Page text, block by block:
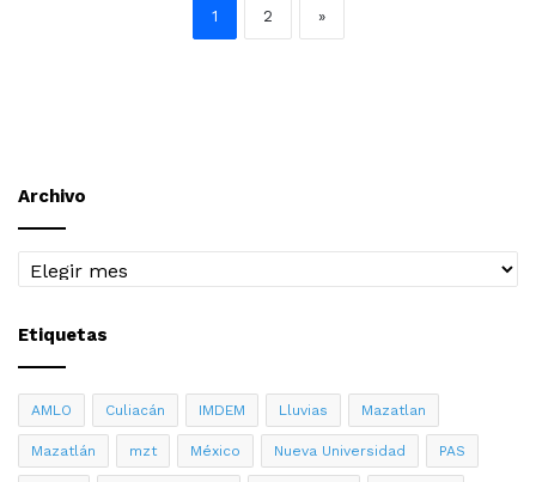
1 2 »
Archivo
Archivo
Etiquetas
AMLO Culiacán IMDEM Lluvias Mazatlan
Mazatlán mzt México Nueva Universidad PAS